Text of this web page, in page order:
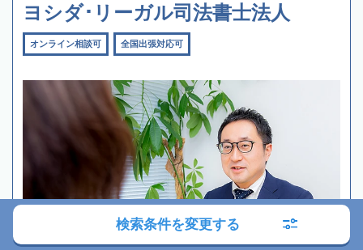
ヨシダ･リーガル司法書士法人
オンライン相談可 全国出張対応可
検索条件を変更する